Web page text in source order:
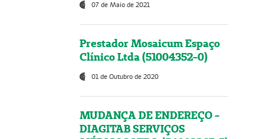
07 de Maio de 2021
Prestador Mosaicum Espaço
Clínico Ltda (51004352-0)
01 de Outubro de 2020
MUDANÇA DE ENDEREÇO -
DIAGITAB SERVIÇOS